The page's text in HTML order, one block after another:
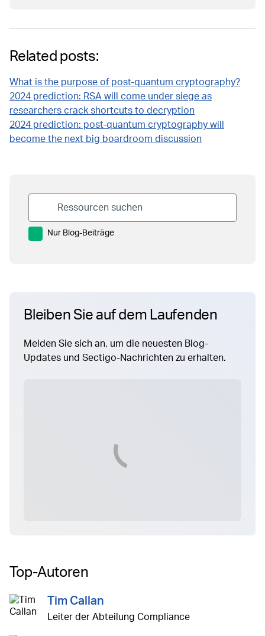
Related posts:
What is the purpose of post-quantum cryptography?
2024 prediction: RSA will come under siege as
researchers crack shortcuts to decryption
2024 prediction: post-quantum cryptography will
become the next big boardroom discussion
Nur Blog-Beiträge
Bleiben Sie auf dem Laufenden
Melden Sie sich an, um die neuesten Blog-
Updates und Sectigo-Nachrichten zu erhalten.
Top-Autoren
Tim Callan
Leiter der Abteilung Compliance